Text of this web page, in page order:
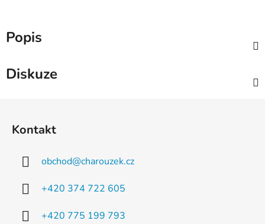
Popis
Diskuze
Kontakt
obchod@charouzek.cz
+420 374 722 605
+420 775 199 793